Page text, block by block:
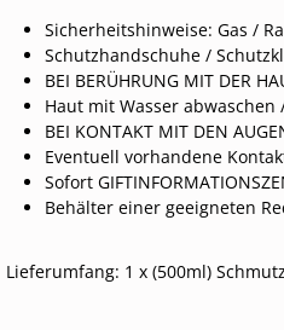
Sicherheitshinweise: Gas /
Schutzhandschuhe /
BEI BERÜHRUNG MIT DER
Haut mit Wasser abwaschen
BEI KONTAKT MIT DEN
Eventuell vorhandene
Sofort
Behälter einer geeigneten
Lieferumfang: 1 x (500ml)